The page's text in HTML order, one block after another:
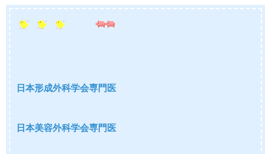
日本形成外科学会専門医
日本美容外科学会専門医